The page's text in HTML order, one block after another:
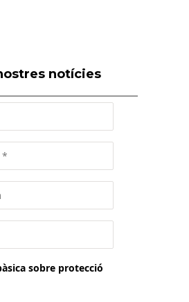
notícies
sobre protecció